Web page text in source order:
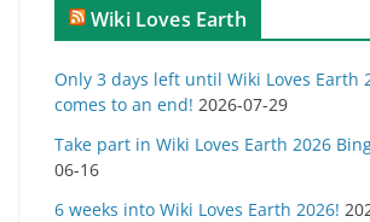
о
р
і
ї
Wiki Loves Earth
Only 3 days left until Wiki Loves Earth
comes to an end! 2026-07-29
Take part in Wiki Loves Earth 2026
06-16
6 weeks into Wiki Loves Earth 2026!